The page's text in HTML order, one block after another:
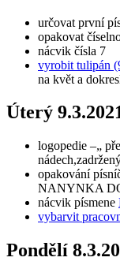
určovat první
opakovat
nácvik čísla 7
vyrobit tulipán
na květ a
Úterý
logopedie –„
opakování
NANYNKA
nácvik písmene
vybarvit
Pondělí